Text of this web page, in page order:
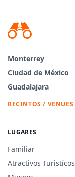
Monterrey
Ciudad de México
Guadalajara
RECINTOS / VENUES
LUGARES
Familiar
Atractivos Turistícos